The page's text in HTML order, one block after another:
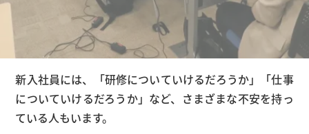
新入社員には、「研修についていけるだろうか」「仕事
についていけるだろうか」など、さまざまな不安を持っ
ている人もいます。